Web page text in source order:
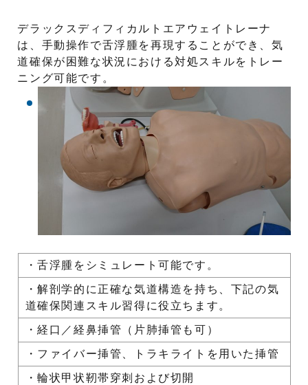
デラックスディフィカルトエアウェイトレーナ
は、手動操作で舌浮腫を再現することができ、気
道確保が困難な状況における対処スキルをトレー
ニング可能です。
・舌浮腫をシミュレート可能です。
・解剖学的に正確な気道構造を持ち、下記の気
道確保関連スキル習得に役立ちます。
・経口／経鼻挿管（片肺挿管も可）
・ファイバー挿管、トラキライトを用いた挿管
・輪状甲状靭帯穿刺および切開